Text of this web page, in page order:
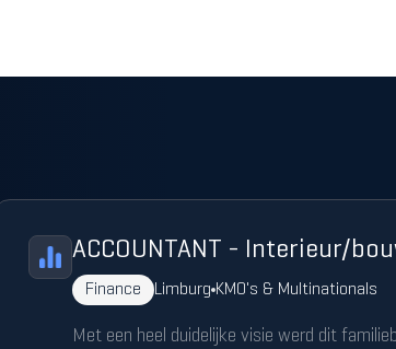
ACCOUNTANT - Interieur/
Finance Limburg KMO's & Multinationals
Met een heel duidelijke visie werd dit